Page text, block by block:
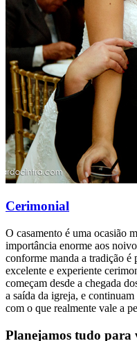
Cerimonial
O casamento é uma ocasião
importância enorme aos
conforme manda a tradição é
excelente e experiente
começam desde a chegada
a saída da igreja, e
com o que realmente vale a
Planejamos tudo para